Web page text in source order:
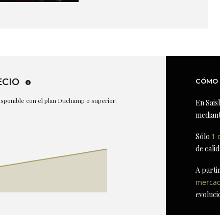
con el plan Duchamp o superior.
CÓMO
En
Sólo 1
de
A